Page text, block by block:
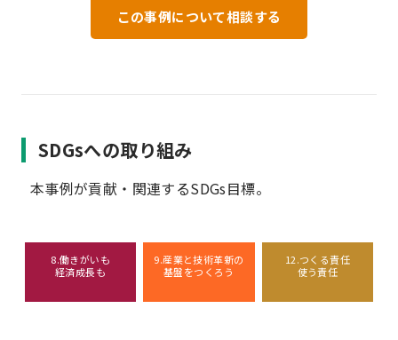
この事例について相談する
SDGsへの取り組み
本事例が貢献・関連するSDGs目標。
8.働きがいも
経済成長も
9.産業と技術革新の
基盤をつくろう
12.つくる責任
使う責任